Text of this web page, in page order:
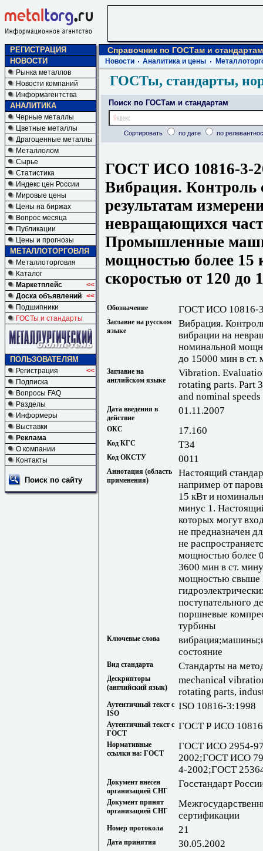
РЕГИСТРАЦИЯ
НОВОСТИ
Рынка металлов
Новости компаний
Информагентства
АНАЛИТИКА
Черные металлы
Цветные металлы
Драгоценные металлы
Металлолом
Сырье
Статистика
Индекс цен России
Мировые цены
Цены на биржах
Вопрос месяца
Публикации
Цены и прогнозы
МЕТАЛЛОТОРГОВЛЯ
Металлоторговля
Каталог
Маркетплейс
<<
Доска объявлений <<
Подшипники
ГОСТы и стандарты
ПОЛЬЗОВАТЕЛЯМ
Регистрация
<<
Подписка
Вопросы FAQ
Разделы
Информеры
Выставки
Реклама
О компании
Контакты
Поиск по сайту
Справочник по ГОСТам и стандартам
Новости Аналитика и цены
ГОСТы, стандарты,
Поиск по ГОСТам и стандартам
Сортировать по дате по
ГОСТ ИСО 10816-3-
Вибрация. Контроль
результатам
невращающихся
Промышленные
мощностью более 15
скоростью от 120 до
Обозначение ГОСТ ИСО 10816-
Заглавие на русском
языке
Вибрация.
вибрации на
номинальной
до 15000 мин в ст.
Заглавие на
английском языке
Vibration.
rotating parts. Part
and nominal
Дата введения в
действие
01.11.2007
ОКС 17.160
Код КГС Т34
Код ОКСТУ 0011
Аннотация (область
применения)
Настоящий
например от
15 кВт и
минус 1.
которых могут
не предназначен
не
мощностью более
3600 мин в ст.
мощностью свыше
поступательного
поршневые
турбины
Ключевые слова
состояние
Вид стандарта Стандарты на
Дескрипторы
(английский язык)
mechanical
rotating parts,
Аутентичный текст с
ISO
ISO 10816-3:1998
Аутентичный текст с
ГОСТ
ГОСТ Р ИСО
Нормативные
ссылки на: ГОСТ
ГОСТ ИСО 2954-
2002;ГОСТ ИСО
4-2002;ГОСТ
Документ внесен
организацией СНГ
Госстандарт
Документ принят
организацией СНГ
сертификации
Номер протокола 21
Дата принятия 30.05.2002